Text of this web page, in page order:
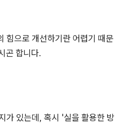
힘으로 개선하기란 어렵기 때문
곤 합니다.
가 있는데, 혹시 '실을 활용한 방